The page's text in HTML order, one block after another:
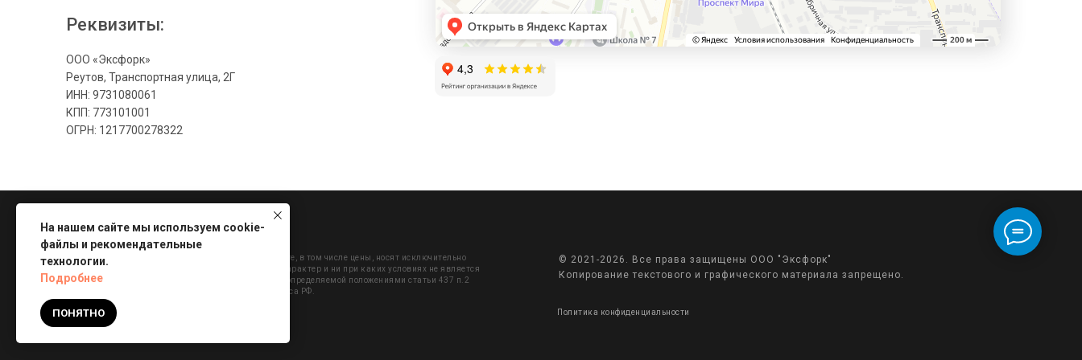
ООО «Эксфорк»
Реутов, Транспортная улица, 2Г
ИНН: 9731080061
КПП: 773101001
ОГРН: 1217700278322
Реквизиты:
Информация на сайте, в том числе цены, носят исключительно
ознакомительный характер и ни при каких условиях не является
публичной офертой, определяемой положениями статьи 437 п.2
Гражданского кодекса РФ.
© 2021-2026. Все права защищены ООО "Эксфорк"
Копирование текстового и графического материала запрещено.
Политика конфиденциальности
На нашем сайте мы используем cookie-
файлы и рекомендательные
технологии.
Подробнее
ПОНЯТНО